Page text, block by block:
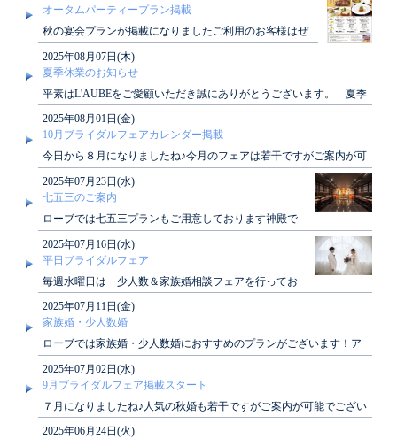
オータムパーティープラン掲載
秋の宴会プランが掲載になりましたご利用のお客様はぜ
ひご覧くださいませ
2025年08月07日(木)
夏季休業のお知らせ
平素はL'AUBEをご愛顧いただき誠にありがとうございます。 夏季
休業期間につきまして、下記の通りご案内..
2025年08月01日(金)
10月ブライダルフェアカレンダー掲載
今日から８月になりましたね♪今月のフェアは若干ですがご案内が可
能でございます！10月のブライダルフェアカ..
2025年07月23日(水)
七五三のご案内
ローブでは七五三プランもご用意しております神殿で
の御祈祷や会食も可能でございますぜひご検討くださ
いませ★..
2025年07月16日(水)
平日ブライダルフェア
毎週水曜日は 少人数＆家族婚相談フェアを行ってお
ります♪「家族だけでアットホームに挙げたい」「ご
く親しい..
2025年07月11日(金)
家族婚・少人数婚
ローブでは家族婚・少人数婚におすすめのプランがございます！ア
ットホームな結婚式がしたい方、必見です♪詳し..
2025年07月02日(水)
9月ブライダルフェア掲載スタート
７月になりましたね♪人気の秋婚も若干ですがご案内が可能でござい
ます！9月のブライダルフェアカレンダーが掲..
2025年06月24日(火)